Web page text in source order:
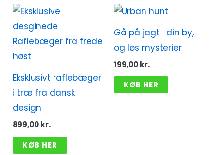
Eksklusivt raflebæger
i træ fra dansk
design
899,00kr.
KØB HER
Gå på jagt i din by,
og løs mysterier
199,00kr.
KØB HER